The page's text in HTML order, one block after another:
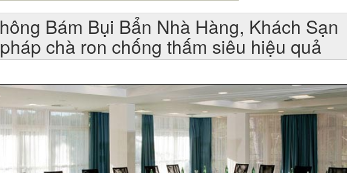
Bám Bụi Bẩn Nhà Hàng, Khách Sạn
chà ron chống thấm siêu hiệu quả